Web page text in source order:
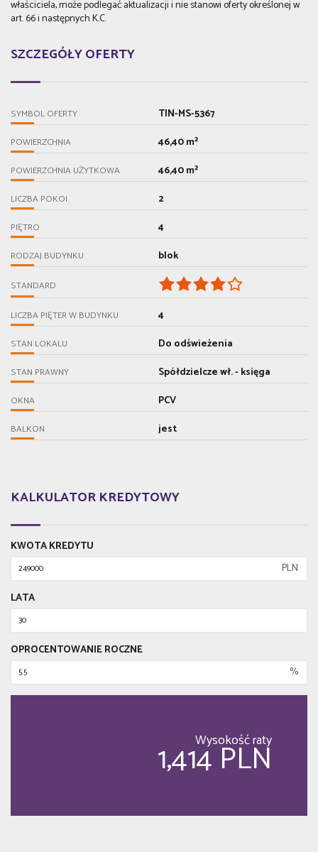
właściciela, może podlegać aktualizacji i nie stanowi oferty określonej w
art. 66 i następnych K.C.
SZCZEGÓŁY OFERTY
SYMBOL OFERTY TIN-MS-5367
POWIERZCHNIA 46,40 m²
POWIERZCHNIA UŻYTKOWA 46,40 m²
LICZBA POKOI 2
PIĘTRO 4
RODZAJ BUDYNKU blok
STANDARD
LICZBA PIĘTER W BUDYNKU 4
STAN LOKALU Do odświeżenia
STAN PRAWNY Spółdzielcze wł. - księga
OKNA PCV
BALKON jest
KALKULATOR KREDYTOWY
KWOTA KREDYTU
PLN
LATA
OPROCENTOWANIE ROCZNE
%
Wysokość raty
1,414 PLN